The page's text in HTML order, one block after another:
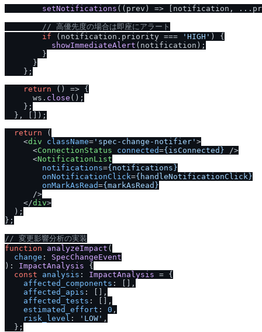
setNotifications ( ( prev ) => [notification,
/ / 高優先度の場合は即座にアラート
if (notification. priority === 'HIGH' ) {
showImmediateAlert (notification);
        }
      }
    };
return
() => {
      ws.
close ();
    };
  }, []);
return (
<div className= 'spec-change-notifier' >
<ConnectionStatus connected={isConnected} />
<NotificationList
notifications={notifications}
onNotificationClick={handleNotificationClick}
onMarkAsRead={markAsRead}
      />
</div>
  );
};
/ / 変更影響分析の実装
function
analyzeImpact (
change : SpecChangeEvent
): ImpactAnalysis {
const
analysis : ImpactAnalysis = {
affected_components : [],
affected_apis : [],
affected_tests : [],
estimated_effort : 0 ,
risk_level : 'LOW' ,
  };